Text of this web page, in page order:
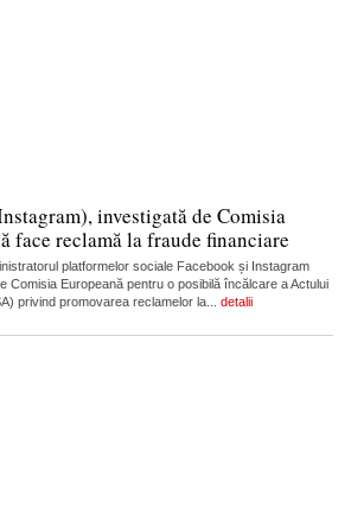
investigată de Comisia
face reclamă la fraude financiare
platformelor sociale Facebook și Instagram
Comisia Europeană pentru o posibilă încălcare a Actului
privind promovarea reclamelor la... detalii